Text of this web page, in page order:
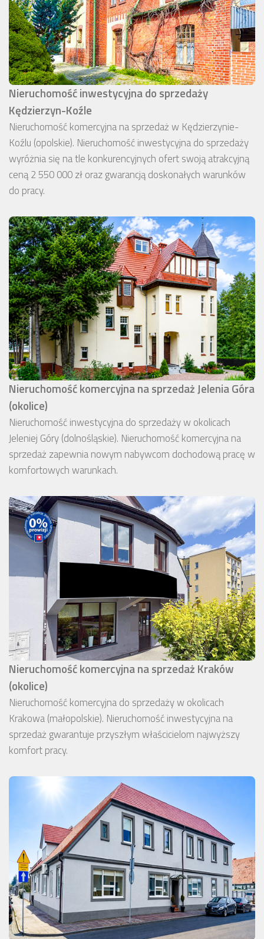
Nieruchomość inwestycyjna do sprzedaży
Kędzierzyn-Koźle
Nieruchomość komercyjna na sprzedaż w Kędzierzynie-
Koźlu (opolskie). Nieruchomość inwestycyjna do sprzedaży
wyróżnia się na tle konkurencyjnych ofert swoją atrakcyjną
ceną 2 550 000 zł oraz gwarancją doskonałych warunków
do pracy.
Nieruchomość komercyjna na sprzedaż Jelenia Góra
(okolice)
Nieruchomość inwestycyjna do sprzedaży w okolicach
Jeleniej Góry (dolnośląskie). Nieruchomość komercyjna na
sprzedaż zapewnia nowym nabywcom dochodową pracę w
komfortowych warunkach.
Nieruchomość komercyjna na sprzedaż Kraków
(okolice)
Nieruchomość komercyjna do sprzedaży w okolicach
Krakowa (małopolskie). Nieruchomość inwestycyjna na
sprzedaż gwarantuje przyszłym właścicielom najwyższy
komfort pracy.